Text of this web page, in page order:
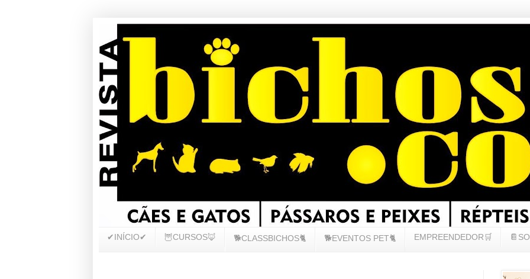
✔INÍCIO✔ 🦉CURSOS🦊 🐕CLASSBICHOS🐈 🐕EVENTOS PET🐈 EMPREENDEDOR🛒